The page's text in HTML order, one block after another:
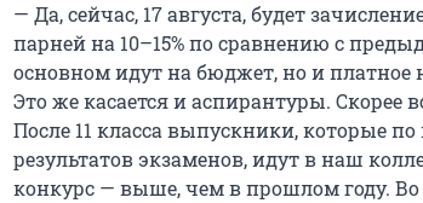
— Да, сейчас, 17 августа, будет
парней на 10–15% по сравнению с
основном идут на бюджет, но и платное
Это же касается и аспирантуры. Скорее
После 11 класса выпускники, которые
результатов экзаменов, идут в наш
конкурс — выше, чем в прошлом году. Во